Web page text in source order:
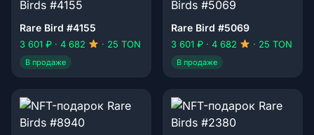
Rare Bird #4155
3 601 ₽ · 4 682 · 25 TON
В продаже
Rare Bird #5069
3 601 ₽ · 4 682 · 25 TON
В продаже